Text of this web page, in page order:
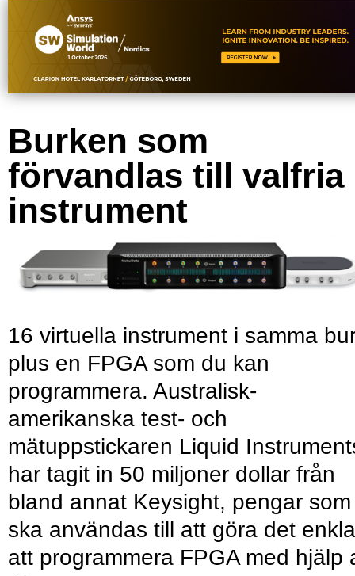
Burken som
förvandlas till valfria
instrument
16 virtuella instrument i samma
plus en FPGA som du kan
programmera. Australisk-
amerikanska test- och
mätuppstickaren Liquid
har tagit in 50 miljoner dollar från
bland annat Keysight, pengar som
ska användas till att göra det
att programmera FPGA med hjälp